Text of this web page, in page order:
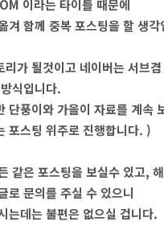
이라는 타이틀 때문에
겨 함께 중복 포스팅을 할 생각
리가 될것이고 네이버는 서브
식입니다.
단풍이와 가을이 자료를 계속
포스팅 위주로 진행합니다. )
같은 포스팅을 보실수 있고,
로 문의를 주실 수 있으니
는데는 불편은 없으실 겁니다.